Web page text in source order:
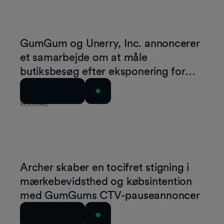
REKLAME
GumGum og Unerry, Inc. annoncerer
et samarbejde om at måle
butiksbesøg efter eksponering for
reklamer
Archer skaber en tocifret stigning i
mærkebevidsthed og købsintention
med GumGums CTV-pauseannoncer